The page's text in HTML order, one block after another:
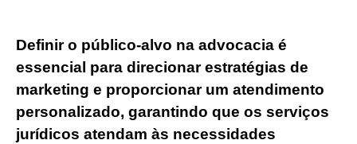
Definir o público-alvo na advocacia é
essencial para direcionar estratégias de
marketing e proporcionar um atendimento
personalizado, garantindo que os serviços
jurídicos atendam às necessidades